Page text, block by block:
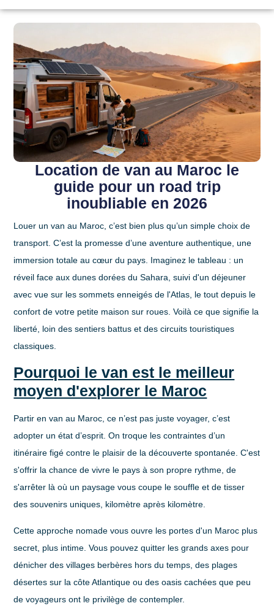
Location de van au Maroc le
guide pour un road trip
inoubliable en 2026
Louer un van au Maroc, c’est bien plus qu’un simple choix de
transport. C’est la promesse d’une aventure authentique, une
immersion totale au cœur du pays. Imaginez le tableau : un
réveil face aux dunes dorées du Sahara, suivi d'un déjeuner
avec vue sur les sommets enneigés de l'Atlas, le tout depuis le
confort de votre petite maison sur roues. Voilà ce que signifie la
liberté, loin des sentiers battus et des circuits touristiques
classiques.
Pourquoi le van est le meilleur
moyen d'explorer le Maroc
Partir en van au Maroc, ce n’est pas juste voyager, c’est
adopter un état d’esprit. On troque les contraintes d’un
itinéraire figé contre le plaisir de la découverte spontanée. C'est
s'offrir la chance de vivre le pays à son propre rythme, de
s'arrêter là où un paysage vous coupe le souffle et de tisser
des souvenirs uniques, kilomètre après kilomètre.
Cette approche nomade vous ouvre les portes d'un Maroc plus
secret, plus intime. Vous pouvez quitter les grands axes pour
dénicher des villages berbères hors du temps, des plages
désertes sur la côte Atlantique ou des oasis cachées que peu
de voyageurs ont le privilège de contempler.